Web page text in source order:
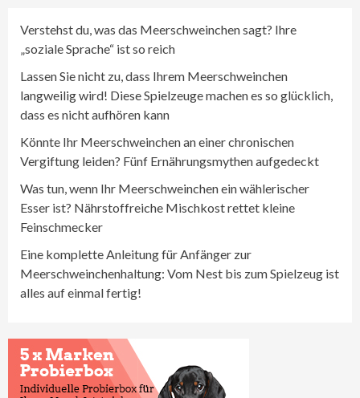
Verstehst du, was das Meerschweinchen sagt? Ihre
„soziale Sprache“ ist so reich
Lassen Sie nicht zu, dass Ihrem Meerschweinchen
langweilig wird! Diese Spielzeuge machen es so glücklich,
dass es nicht aufhören kann
Könnte Ihr Meerschweinchen an einer chronischen
Vergiftung leiden? Fünf Ernährungsmythen aufgedeckt
Was tun, wenn Ihr Meerschweinchen ein wählerischer
Esser ist? Nährstoffreiche Mischkost rettet kleine
Feinschmecker
Eine komplette Anleitung für Anfänger zur
Meerschweinchenhaltung: Vom Nest bis zum Spielzeug ist
alles auf einmal fertig!